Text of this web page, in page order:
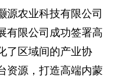
源农业科技有限公司
有限公司成功签署高
了区域间的产业协
资源，打造高端内蒙